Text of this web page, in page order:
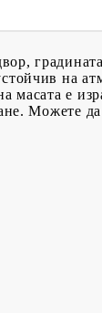
на
масата е
Можете